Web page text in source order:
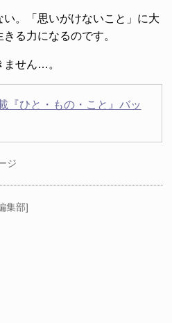
。「思いがけないこと」に大
る力になるのです。
ません…。
『ひと・もの・こと』バッ
ジ
集部]